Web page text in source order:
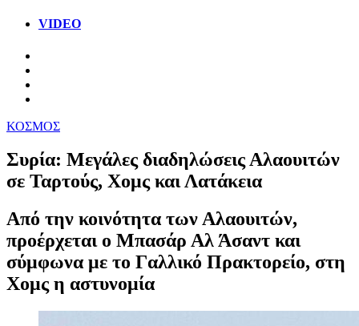
VIDEO
ΚΟΣΜΟΣ
Συρία: Μεγάλες διαδηλώσεις Αλαουιτών
σε Ταρτούς, Χομς και Λατάκεια
Από την κοινότητα των Αλαουιτών,
προέρχεται ο Μπασάρ Αλ Άσαντ και
σύμφωνα με το Γαλλικό Πρακτορείο, στη
Χομς η αστυνομία